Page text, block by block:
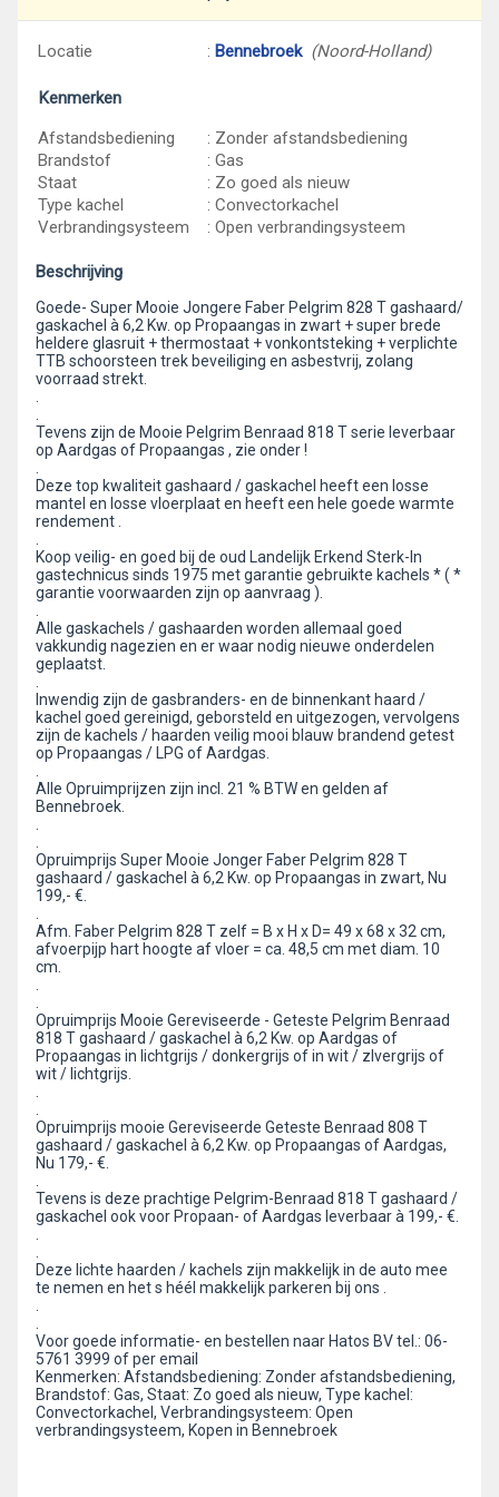
Locatie : Bennebroek (Noord-Holland)
Kenmerken
Afstandsbediening
: Zonder afstandsbediening
Brandstof
: Gas
Staat
: Zo goed als nieuw
Type kachel
: Convectorkachel
Verbrandingsysteem
: Open verbrandingsysteem
Beschrijving
Goede- Super Mooie Jongere Faber Pelgrim 828 T gashaard/
gaskachel à 6,2 Kw. op Propaangas in zwart + super brede
heldere glasruit + thermostaat + vonkontsteking + verplichte
TTB schoorsteen trek beveiliging en asbestvrij, zolang
voorraad strekt.
Tevens zijn de Mooie Pelgrim Benraad 818 T serie leverbaar
op Aardgas of Propaangas , zie onder !
Deze top kwaliteit gashaard / gaskachel heeft een losse
mantel en losse vloerplaat en heeft een hele goede warmte
rendement .
Koop veilig- en goed bij de oud Landelijk Erkend Sterk-In
gastechnicus sinds 1975 met garantie gebruikte kachels * ( *
garantie voorwaarden zijn op aanvraag ).
Alle gaskachels / gashaarden worden allemaal goed
vakkundig nagezien en er waar nodig nieuwe onderdelen
geplaatst.
Inwendig zijn de gasbranders- en de binnenkant haard /
kachel goed gereinigd, geborsteld en uitgezogen, vervolgens
zijn de kachels / haarden veilig mooi blauw brandend getest
op Propaangas / LPG of Aardgas.
Alle Opruimprijzen zijn incl. 21 % BTW en gelden af
Bennebroek.
Opruimprijs Super Mooie Jonger Faber Pelgrim 828 T
gashaard / gaskachel à 6,2 Kw. op Propaangas in zwart, Nu
199,- €.
Afm. Faber Pelgrim 828 T zelf = B x H x D= 49 x 68 x 32 cm,
afvoerpijp hart hoogte af vloer = ca. 48,5 cm met diam. 10
cm.
Opruimprijs Mooie Gereviseerde - Geteste Pelgrim Benraad
818 T gashaard / gaskachel à 6,2 Kw. op Aardgas of
Propaangas in lichtgrijs / donkergrijs of in wit / zlvergrijs of
wit / lichtgrijs.
Opruimprijs mooie Gereviseerde Geteste Benraad 808 T
gashaard / gaskachel à 6,2 Kw. op Propaangas of Aardgas,
Nu 179,- €.
Tevens is deze prachtige Pelgrim-Benraad 818 T gashaard /
gaskachel ook voor Propaan- of Aardgas leverbaar à 199,- €.
Deze lichte haarden / kachels zijn makkelijk in de auto mee
te nemen en het s héél makkelijk parkeren bij ons .
Voor goede informatie- en bestellen naar Hatos BV tel.: 06-
5761 3999 of per email
Kenmerken: Afstandsbediening: Zonder afstandsbediening,
Brandstof: Gas, Staat: Zo goed als nieuw, Type kachel:
Convectorkachel, Verbrandingsysteem: Open
verbrandingsysteem, Kopen in Bennebroek